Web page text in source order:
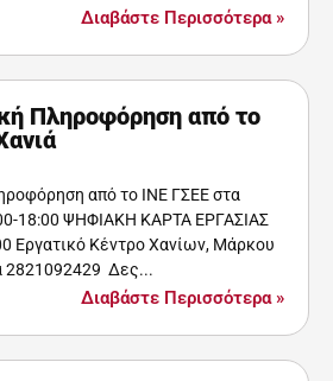
Διαβάστε Περισσότερα »
Πληροφόρηση από το
από το ΙΝΕ ΓΣΕΕ στα
18:00 ΨΗΦΙΑΚΗ ΚΑΡΤΑ ΕΡΓΑΣΙΑΣ
Εργατικό Κέντρο Χανίων, Μάρκου
2821092429 Δες...
Διαβάστε Περισσότερα »